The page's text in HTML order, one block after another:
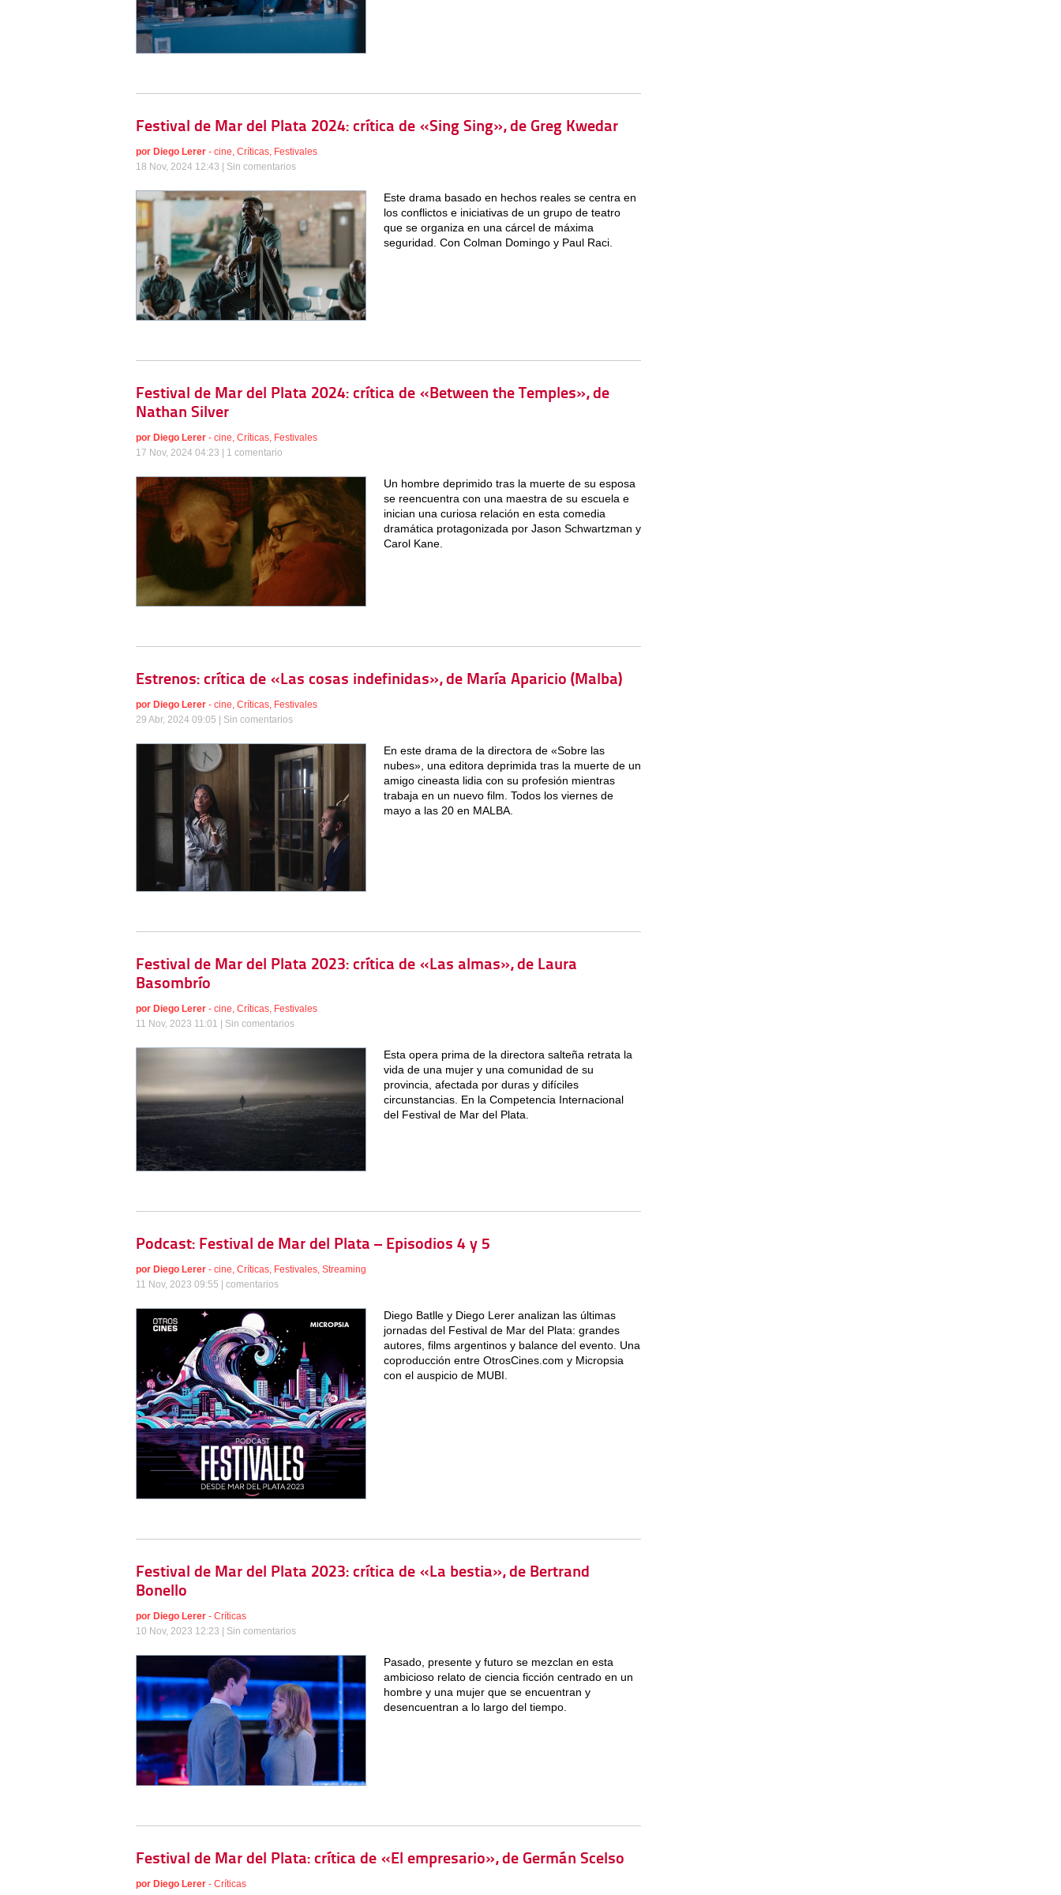
Festival de Mar del Plata 2024: crítica de «Sing Sing», de Greg Kwedar
por Diego Lerer - cine Críticas Festivales
18 Nov, 2024 12:43 | Sin comentarios
Este drama basado en hechos reales se centra en
los conflictos e iniciativas de un grupo de teatro
que se organiza en una cárcel de máxima
seguridad. Con Colman Domingo y Paul Raci.
Festival de Mar del Plata 2024: crítica de «Between the Temples», de
Nathan Silver
por Diego Lerer - cine Críticas Festivales
17 Nov, 2024 04:23 | 1 comentario
Un hombre deprimido tras la muerte de su esposa
se reencuentra con una maestra de su escuela e
inician una curiosa relación en esta comedia
dramática protagonizada por Jason Schwartzman y
Carol Kane.
Estrenos: crítica de «Las cosas indefinidas», de María Aparicio (Malba)
por Diego Lerer - cine, Críticas, Festivales
29 Abr, 2024 09:05 | Sin comentarios
En este drama de la directora de «Sobre las
nubes», una editora deprimida tras la muerte de un
amigo cineasta lidia con su profesión mientras
trabaja en un nuevo film. Todos los viernes de
mayo a las 20 en MALBA.
Festival de Mar del Plata 2023: crítica de «Las almas», de Laura
Basombrío
por Diego Lerer - cine, Críticas, Festivales
11 Nov, 2023 11:01 | Sin comentarios
Esta opera prima de la directora salteña retrata la
vida de una mujer y una comunidad de su
provincia, afectada por duras y difíciles
circunstancias. En la Competencia Internacional
del Festival de Mar del Plata.
Podcast: Festival de Mar del Plata – Episodios 4 y 5
por Diego Lerer - cine, Críticas, Festivales, Streaming
11 Nov, 2023 09:55 | comentarios
Diego Batlle y Diego Lerer analizan las últimas
jornadas del Festival de Mar del Plata: grandes
autores, films argentinos y balance del evento. Una
coproducción entre OtrosCines.com y Micropsia
con el auspicio de MUBI.
Festival de Mar del Plata 2023: crítica de «La bestia», de Bertrand
Bonello
por Diego Lerer - Críticas
10 Nov, 2023 12:23 | Sin comentarios
Pasado, presente y futuro se mezclan en esta
ambicioso relato de ciencia ficción centrado en un
hombre y una mujer que se encuentran y
desencuentran a lo largo del tiempo.
Festival de Mar del Plata: crítica de «El empresario», de Germán Scelso
por Diego Lerer - Críticas